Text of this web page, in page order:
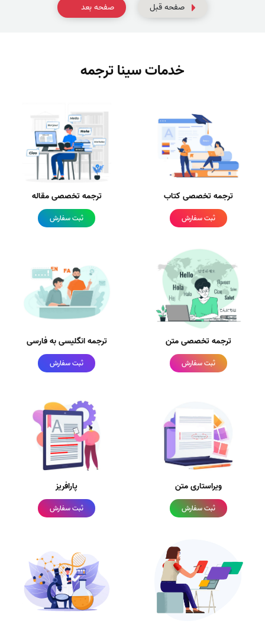
صفحه قبل صفحه بعد
خدمات سینا ترجمه
ترجمه تخصصی کتاب
ثبت سفارش
ترجمه تخصصی مقاله
ثبت سفارش
ترجمه تخصصی متن
ثبت سفارش
ترجمه انگلیسی به فارسی
ثبت سفارش
ویراستاری متن
ثبت سفارش
پارافریز
ثبت سفارش